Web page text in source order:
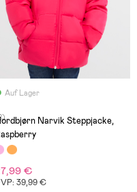
Auf Lager
Narvik Steppjacke,
€
39,99 €